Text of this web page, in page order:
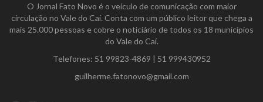
O Jornal Fato Novo é o veículo de comunicação com maior
circulação no Vale do Caí. Conta com um público leitor que chega a
mais 25.000 pessoas e cobre o noticiário de todos os 18 municípios
do Vale do Caí.
Telefones: 51 99823-4869 | 51 999430952
guilherme.fatonovo@gmail.com